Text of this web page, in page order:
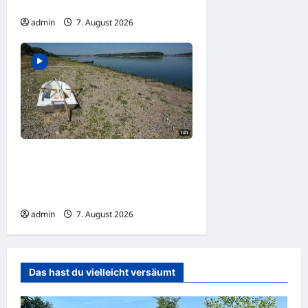
admin 7. August 2026
admin 7. August 2026
Das hast du vielleicht versäumt